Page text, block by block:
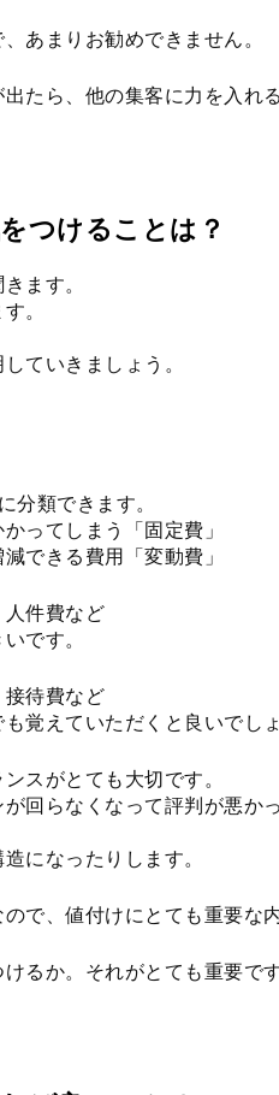
あまりお勧めできません。
たら、他の集客に力を入れ
つけることは？
ます。
。
ていきましょう。
分類できます。
ってしまう「固定費」
できる費用「変動費」
件費など
です。
待費など
覚えていただくと良いでしょ
スがとても大切です。
回らなくなって評判が悪か
になったりします。
で、値付けにとても重要な
るか。それがとても重要です